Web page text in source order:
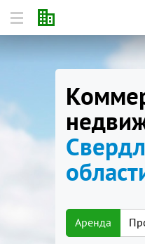
Аренда